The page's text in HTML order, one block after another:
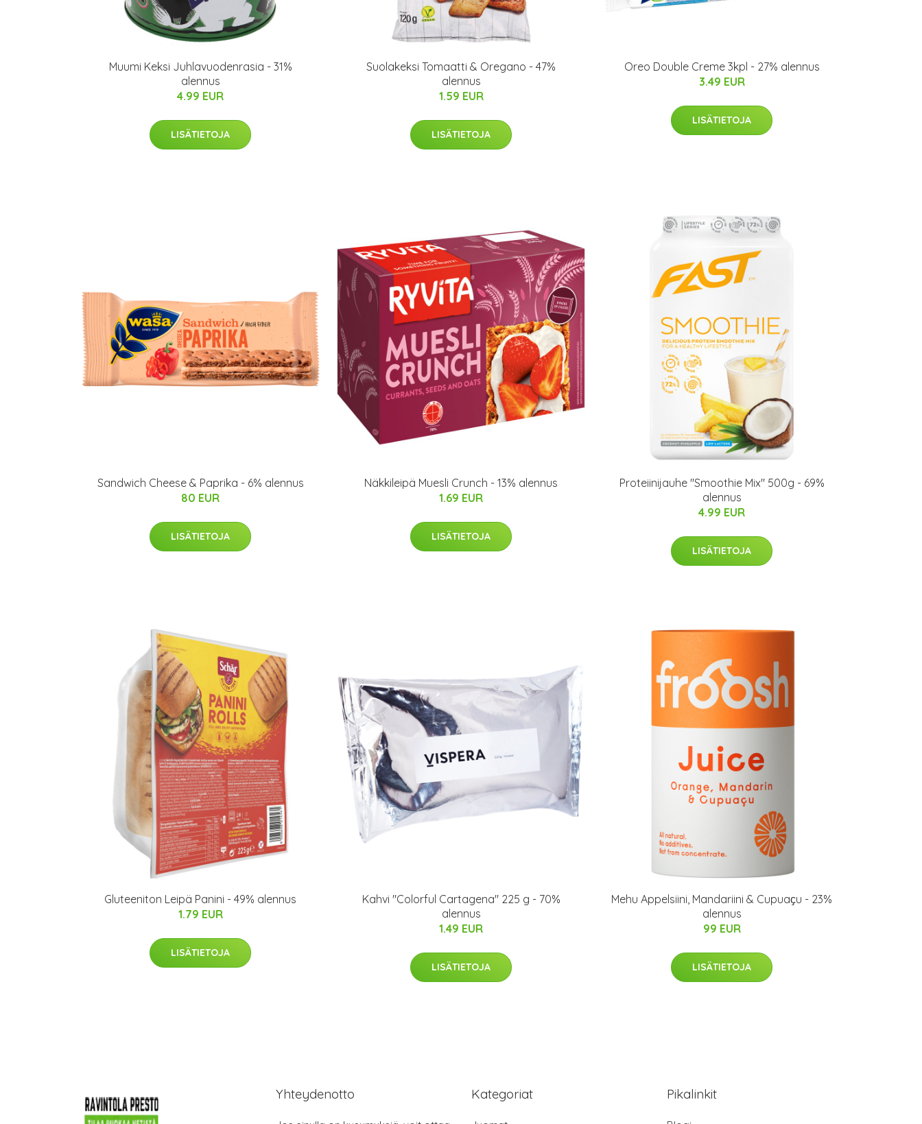
Muumi Keksi Juhlavuodenrasia - 31%
alennus
4.99 EUR
LISÄTIETOJA
Suolakeksi Tomaatti & Oregano - 47%
alennus
1.59 EUR
LISÄTIETOJA
Oreo Double Creme 3kpl - 27% alennus
3.49 EUR
LISÄTIETOJA
Sandwich Cheese & Paprika - 6% alennus
80 EUR
LISÄTIETOJA
Näkkileipä Muesli Crunch - 13% alennus
1.69 EUR
LISÄTIETOJA
Proteiinijauhe "Smoothie Mix" 500g - 69%
alennus
4.99 EUR
LISÄTIETOJA
Gluteeniton Leipä Panini - 49% alennus
1.79 EUR
LISÄTIETOJA
Kahvi "Colorful Cartagena" 225 g - 70%
alennus
1.49 EUR
LISÄTIETOJA
Mehu Appelsiini, Mandariini & Cupuaҫu - 23%
alennus
99 EUR
LISÄTIETOJA
Yhteydenotto Kategoriat Pikalinkit